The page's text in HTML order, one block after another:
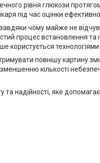
рівня глюкози
під час оцінки
чому майже не
процес встановлення та
користується
повнішу картину
кількості
та надійності, яке